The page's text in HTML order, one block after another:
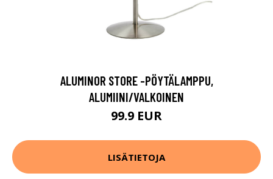
ALUMINOR STORE -PÖYTÄLAMPPU,
ALUMIINI/VALKOINEN
99.9 EUR
LISÄTIETOJA